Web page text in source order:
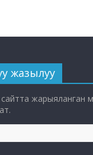
жазылуу
сайтта жарыяланган